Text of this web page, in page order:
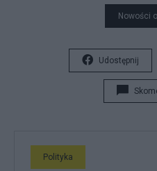
Nowości
Udostępnij
Polityka